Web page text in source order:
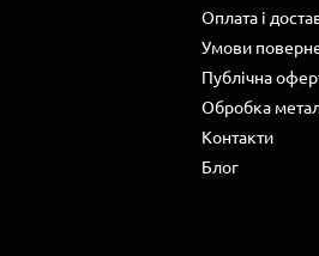
Оплата і
Умови
Публічна
Обробка
Контакти
Блог